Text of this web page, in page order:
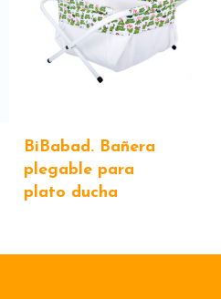
BiBabad. Bañera
plegable para
plato ducha